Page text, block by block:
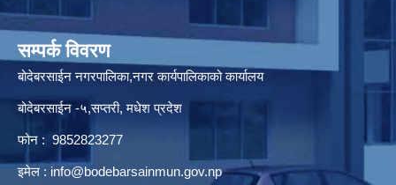
सम्पर्क विवरण
बोदेबरसाईन नगरपालिका,नगर कार्यपालिकाको कार्यालय
बोदेबरसाईन -५,सप्तरी, मधेश प्रदेश
फोन : 9852823277
इमेल : info@bodebarsainmun.gov.np